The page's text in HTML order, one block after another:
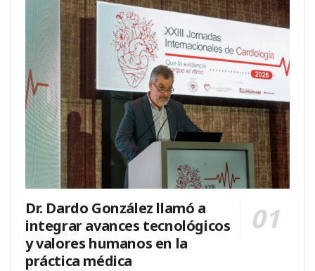
Dr. Dardo González llamó a
integrar avances tecnológicos
y valores humanos en la
práctica médica